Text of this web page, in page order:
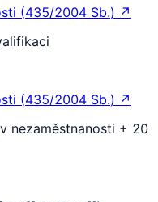
(435/2004 Sb.) ↗
(435/2004 Sb.) ↗
nezaměstnanosti + 20